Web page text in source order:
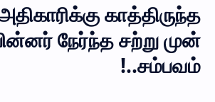
காத்திருந்த
நேர்ந்த சற்று முன்
சம்பவம்..!